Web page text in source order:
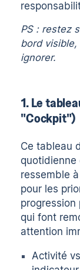
PS : restez
bord
ignorer.
1. Le
"Cockpit")
Ce tableau
quotidienne
ressemble
pour les
qui font
attention
Activité